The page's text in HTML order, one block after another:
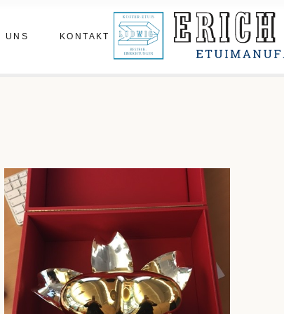
UNS KONTAKT
Termin vereinbaren